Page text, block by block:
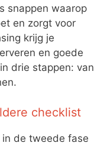
snappen waarop
en zorgt voor
krijg je
en goede
drie stappen: van
checklist
de tweede fase